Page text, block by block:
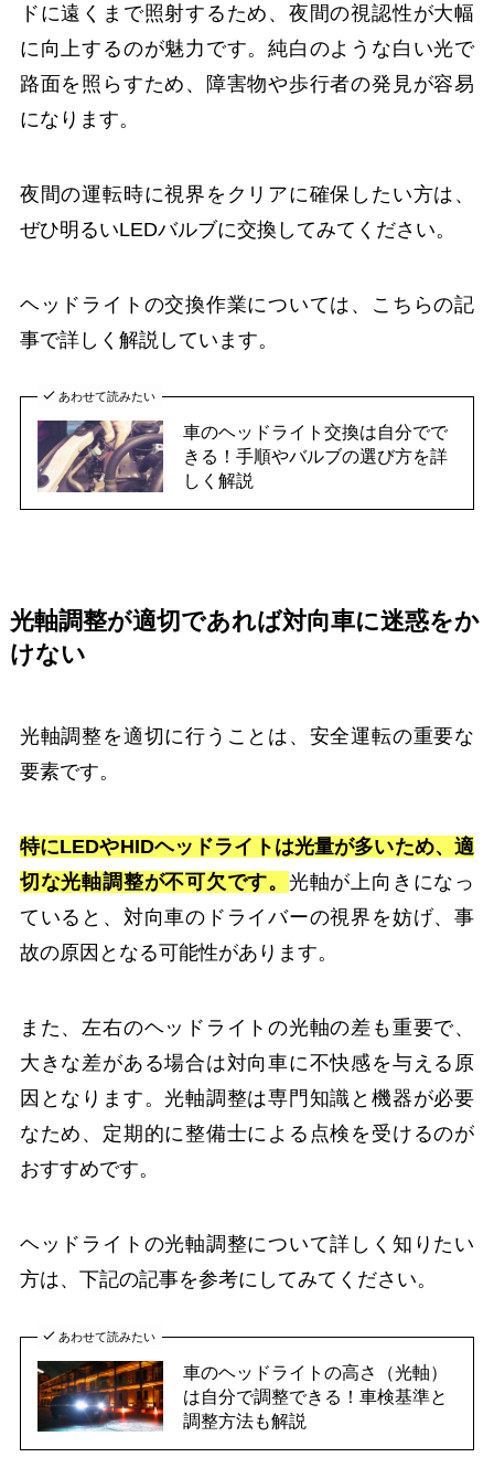
ドに遠くまで照射するため、夜間の視認性が大幅
に向上するのが魅力です。純白のような白い光で
路面を照らすため、障害物や歩行者の発見が容易
になります。
夜間の運転時に視界をクリアに確保したい方は、
ぜひ明るいLEDバルブに交換してみてください。
ヘッドライトの交換作業については、こちらの記
事で詳しく解説しています。
あわせて読みたい
車のヘッドライト交換は自分でで
きる！手順やバルブの選び方を詳
しく解説
光軸調整が適切であれば対向車に迷惑をか
けない
光軸調整を適切に行うことは、安全運転の重要な
要素です。
特にLEDやHIDヘッドライトは光量が多いため、適
切な光軸調整が不可欠です。 光軸が上向きになっ
ていると、対向車のドライバーの視界を妨げ、事
故の原因となる可能性があります。
また、左右のヘッドライトの光軸の差も重要で、
大きな差がある場合は対向車に不快感を与える原
因となります。光軸調整は専門知識と機器が必要
なため、定期的に整備士による点検を受けるのが
おすすめです。
ヘッドライトの光軸調整について詳しく知りたい
方は、下記の記事を参考にしてみてください。
あわせて読みたい
車のヘッドライトの高さ（光軸）
は自分で調整できる！車検基準と
調整方法も解説